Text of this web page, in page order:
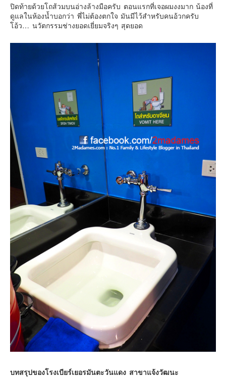
ปิดท้ายด้วยโถส้วมบนอ่างล้างมือครับ ตอนแรกที่เจอผมงงมาก น้องที่
ดูแลในห้องน้ำบอกว่า พี่ไม่ต้องตกใจ มันมีไว้สำหรับคนอ้วกครับ
โอ้ว… นวัตกรรมช่างยอดเยี่ยมจริงๆ สุดยอด
บทสรุปของโรงเบียร์เยอรมันตะวันแดง สาขาแจ้งวัฒนะ